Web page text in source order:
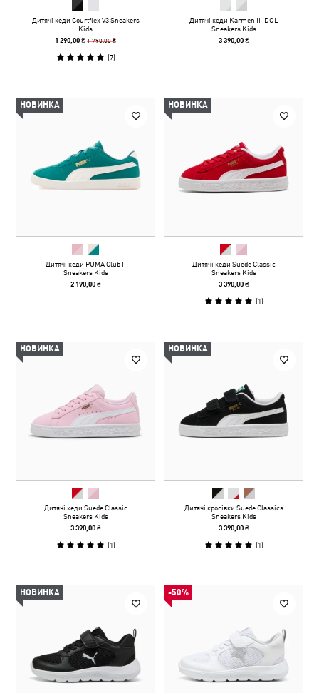
Дитячі кеди Courtflex V3 Sneakers
Kids
1 290,00 ₴1 790,00 ₴
(7)
Дитячі кеди Karmen II IDOL
Sneakers Kids
3 390,00 ₴
НОВИНКА
Дитячі кеди PUMA Club II
Sneakers Kids
2 190,00 ₴
НОВИНКА
Дитячі кеди Suede Classic
Sneakers Kids
3 390,00 ₴
(1)
НОВИНКА
Дитячі кеди Suede Classic
Sneakers Kids
3 390,00 ₴
(1)
НОВИНКА
Дитячі кросівки Suede Classics
Sneakers Kids
3 390,00 ₴
(1)
НОВИНКА -50%